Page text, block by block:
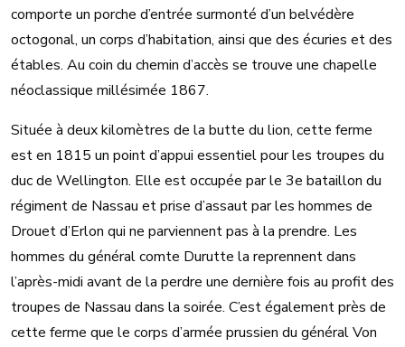
comporte un porche d’entrée surmonté d’un belvédère
octogonal, un corps d’habitation, ainsi que des écuries et des
étables. Au coin du chemin d’accès se trouve une chapelle
néoclassique millésimée 1867.
Située à deux kilomètres de la butte du lion, cette ferme
est en 1815 un point d’appui essentiel pour les troupes du
duc de Wellington. Elle est occupée par le 3e bataillon du
régiment de Nassau et prise d’assaut par les hommes de
Drouet d’Erlon qui ne parviennent pas à la prendre. Les
hommes du général comte Durutte la reprennent dans
l’après-midi avant de la perdre une dernière fois au profit des
troupes de Nassau dans la soirée. C’est également près de
cette ferme que le corps d’armée prussien du général Von